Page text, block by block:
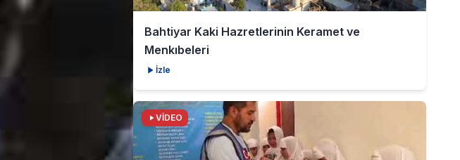
Bahtiyar Kaki Hazretlerinin Keramet ve
Menkıbeleri
İzle
VİDEO